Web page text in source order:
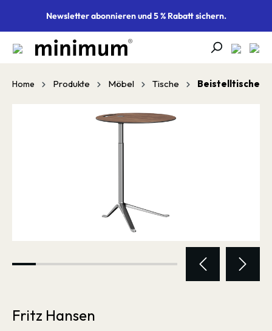
springenNewsletter abonnieren und 5 % Rabatt sichern.
Home Produkte Möbel Tische Beistelltische
Fritz Hansen